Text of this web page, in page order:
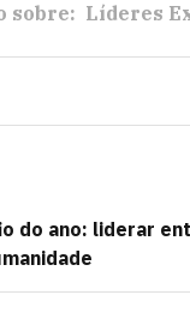
sobre: Líderes
do ano: liderar